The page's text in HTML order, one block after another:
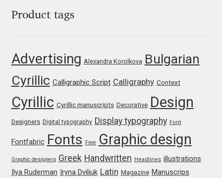
Jose Scaglione
Juho Hiilivirta
Julia Martinez Diana
Julia Sysmäläinen
Julieta Ulanovsky
Product tags
Advertising Alexandra Korolkova Bulgarian
Cyrillic Calligraphic Script Calligraphy Context
Cyrillic Cyrillic manuscripts Decorative Design
Designers Digital typography Display typography Font
Fontfabric Fonts Free Graphic design
Graphic designers Greek Handwritten Headlines illustrations
Ilya Ruderman Iryna Dviliuk Latin Magazine Manuscrips